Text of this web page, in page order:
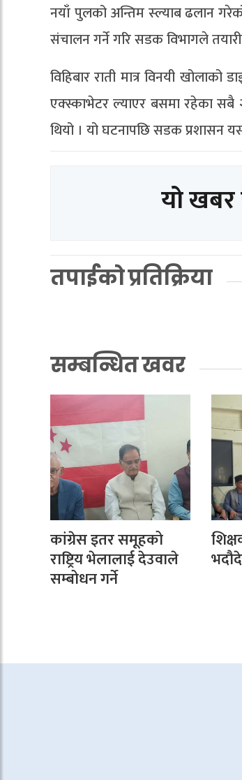
नयाँ पुलको अन्तिम स्ल्याब ढलान
संचालन गर्ने गरि सडक विभागले
विहिबार राती मात्र विनयी खोलाको
एक्स्काभेटर ल्याएर बसमा रहेका सबै
थियो । यो घटनापछि सडक प्रशासन
यो
तपाईको प्रतिक्रिया
सम्बन्धित खवर
कांग्रेस इतर समूहको
राष्ट्रिय भेलालाई देउवाले
सम्बोधन गर्ने